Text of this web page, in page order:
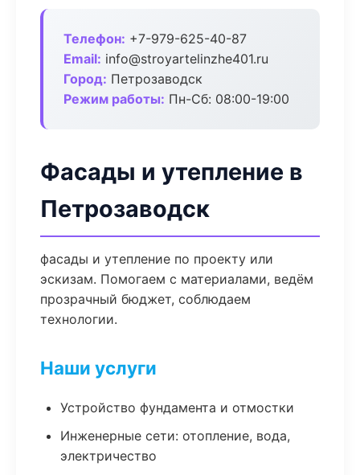
Телефон: +7-979-625-40-87
Email: info@stroyartelinzhe401.ru
Город: Петрозаводск
Режим работы: Пн-Сб: 08:00-19:00
Фасады и утепление в
Петрозаводск
фасады и утепление по проекту или
эскизам. Помогаем с материалами, ведём
прозрачный бюджет, соблюдаем
технологии.
Наши услуги
Устройство фундамента и отмостки
Инженерные сети: отопление, вода,
электричество